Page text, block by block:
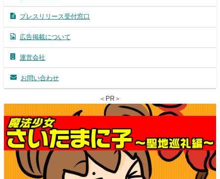
プレスリリース受付窓口
広告掲載について
運営会社
お問い合わせ
＜PR＞